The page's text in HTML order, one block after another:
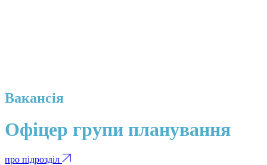
Вакансія
Офіцер групи планування
про підрозділ